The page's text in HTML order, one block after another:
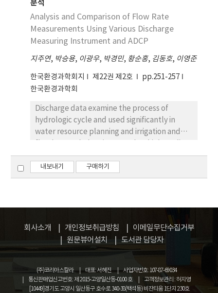
(23.8%)은 담도배액술 5-8일 후에 시술을 진행하였
다. 21명의 환자 중 19명(90.5%)에서 잔류 결석이나
재협착 없이 한 차례 만의 시술로 성공하였다. 나머지
두 명은 각각 2회, 3회 PBD 시행 후 결석 제거에 성공
하였다. 결론: 내시경을 시행하지 못하는 환자들에 대
한 경피적 접 근을 통한 시술은 안전하고 효과적이라
고 할 수 있으며, 특별 한 금기가 되지 않는 한 경피경
간담도배액술과 동시에 시행하 는 유두부 풍선확장술
은 환자의 불편 및 시술 횟수를 감소시킬 수 있다.
분석
Analysis and Comparison of Flow Rate
Measurements Using Various Discharge
Measuring Instrument and ADCP
지주연, 박승용, 이광우, 박경민, 황순홍, 김동호, 이영준
한국환경과학회지 제22권 제2호
pp.251-257
한국환경과학회
Discharge data examine the process of
hydrologic cycle and used significantly in
water resource planning and irrigation and
discharge data, they carry out research on
standard and method of discharge
measurement, and equipment improvement.
of equipment and exprerimental research
data from measurement are not enough.
ADCP(Acoustic Doppler Current Profiler)
have been introduced and utilized for flow
ADCP flow method is a formal method for
flow measurement can easily applyd to
내보내기 구매하기
회사소개 개인정보취급방침
이메일무단수집거부
원문뷰어설치
도서관 담당자
(주)코리아스칼라 대표: 서혜진
사업자번호: 107-87-69034
통신판매업신고번호: 제 2015-고양일산동-0100 호
고객정보관리 : 허지영
[10449]경기도 고양시 일산동구 호수로 340-38(백석동) 비잔티움 1단지 230호